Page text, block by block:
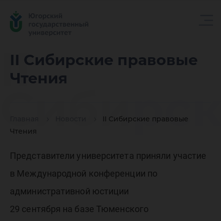
II Сибирские правовые
Чтения
II Сибирские правовые
Чтения
II
Чтения
Представители университета приняли участие
в Международной конференции по
административной юстиции
29 сентября на базе Тюменского